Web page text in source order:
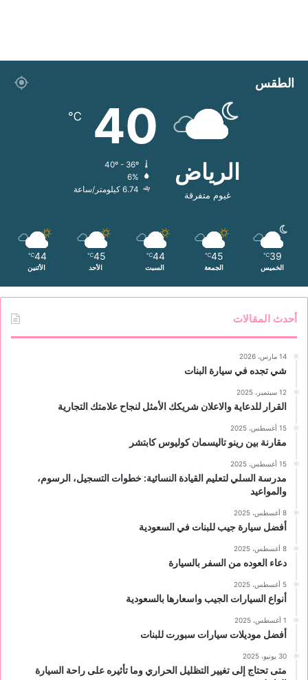
الطقس
الرياض
غيوم متفرقة
40
℃
6%
6.74 كيلومتر/ساعة
39
℃
الخميس
45
℃
الجمعة
44
℃
السبت
45
℃
الأحد
44
℃
الأثنين
أحدث المقالات
14 مارس، 2026
شي تجده في سيارة البنات
12 سبتمبر، 2025
القرار للدعاية والاعلان شريكك الأمثل لنجاح علامتك التجارية
15 أغسطس، 2025
مقارنة بين رينو تاليسمان كوليوس كابتشر
15 أغسطس، 2025
مدرسة السلي لتعليم القيادة النسائية: خطوات التسجيل، الرسوم،
والمواعيد
8 أغسطس، 2025
أفضل سيارة جيب للبنات في السعودية
8 أغسطس، 2025
دعاء العوده من السفر بالسيارة
5 أغسطس، 2025
أنواع السيارات الجيب واسعارها بالسعودية
1 أغسطس، 2025
أفضل موديلات سيارات سبورت للبنات
30 يونيو، 2025
متى تحتاج إلى تغيير التظليل الحراري وما تأثيره على راحة السيارة